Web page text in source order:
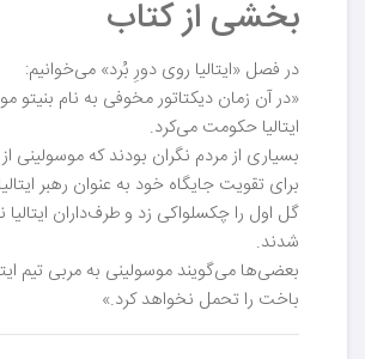
بخشی از کتاب
در فصل «ایتالیا روی دورِ بُرد» می‌خوانیم:
«در آن زمان دیکتاتور مخوفی به نام بنیتو
ایتالیا حکومت می‌کرد.
بسیاری از مردم نگران بودند که موسولینی
برای تقویت جایگاه خود به عنوان رهبر
گل اول را چکسلواکی زد و طرف‌داران ایتالیا
شدند.
بعضی‌ها می‌گویند موسولینی به مربی تیم
باخت را تحمل نخواهد کرد.»